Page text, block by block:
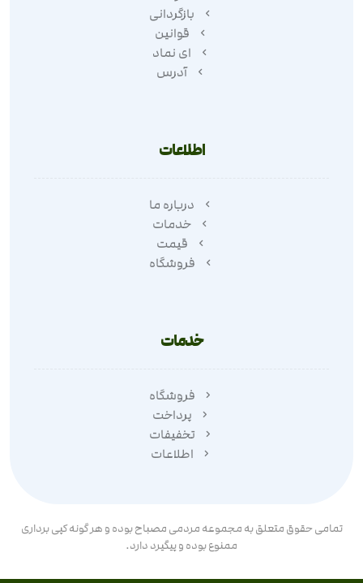
بازگردانی
قوانین
ای نماد
آدرس
اطلاعات
درباره ما
خدمات
قیمت
فروشگاه
خدمات
فروشگاه
پرداخت
تخفیفات
اطلاعات
تمامی حقوق متعلق به مجموعه مردمی مصباح بوده و هر گونه کپی برداری
ممنوع بوده و پیگیرد دارد.